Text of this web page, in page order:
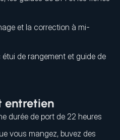
et la correction à mi-
de rangement et guide de
entretien
durée de port de 22 heures
vous mangez, buvez des